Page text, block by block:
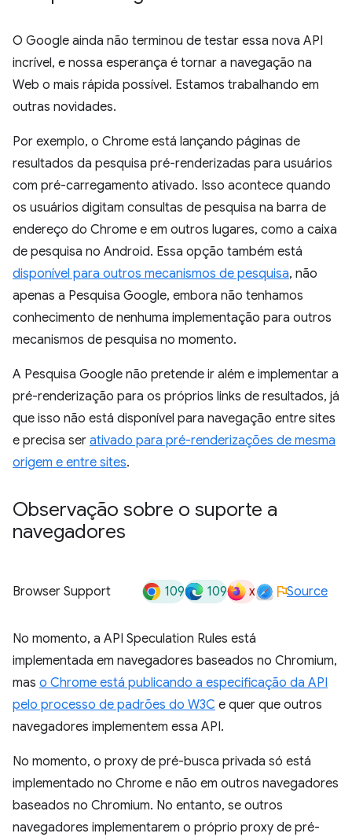
O Google ainda não terminou de testar essa nova API
incrível, e nossa esperança é tornar a navegação na
Web o mais rápida possível. Estamos trabalhando em
outras novidades.
Por exemplo, o Chrome está lançando páginas de
resultados da pesquisa pré-renderizadas para usuários
com pré-carregamento ativado. Isso acontece quando
os usuários digitam consultas de pesquisa na barra de
endereço do Chrome e em outros lugares, como a caixa
de pesquisa no Android. Essa opção também está
disponível para outros mecanismos de pesquisa, não
apenas a Pesquisa Google, embora não tenhamos
conhecimento de nenhuma implementação para outros
mecanismos de pesquisa no momento.
A Pesquisa Google não pretende ir além e implementar a
pré-renderização para os próprios links de resultados, já
que isso não está disponível para navegação entre sites
e precisa ser ativado para pré-renderizações de mesma
origem e entre sites.
Observação sobre o suporte a
navegadores
Browser Support 109 109 x Source
No momento, a API Speculation Rules está
implementada em navegadores baseados no Chromium,
mas o Chrome está publicando a especificação da API
pelo processo de padrões do W3C e quer que outros
navegadores implementem essa API.
No momento, o proxy de pré-busca privada só está
implementado no Chrome e não em outros navegadores
baseados no Chromium. No entanto, se outros
navegadores implementarem o próprio proxy de pré-